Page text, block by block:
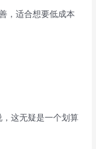
，适合想要低成本
这无疑是一个划算